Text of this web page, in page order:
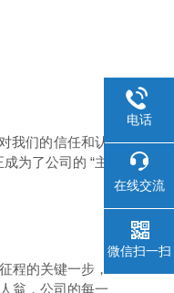
我们的信任和认
为了公司的 “主
程的关键一步，
翁，公司的每一
电话
在线交流
微信扫一扫